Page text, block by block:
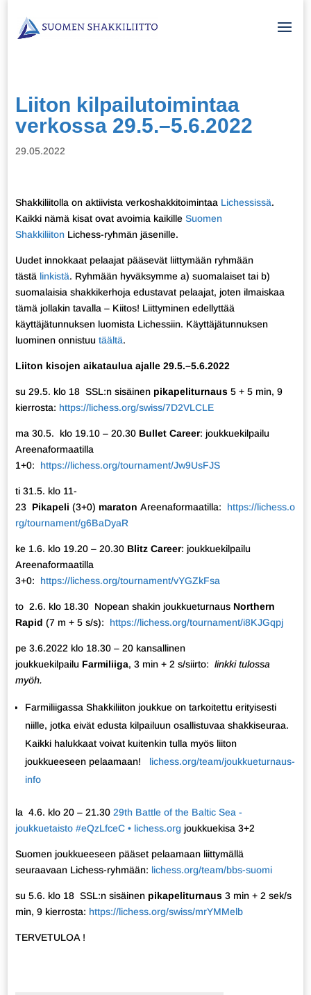
Liiton kilpailutoimintaa
verkossa 29.5.–5.6.2022
29.05.2022
Shakkiliitolla on aktiivista verkoshakkitoimintaa Lichessissä.
Kaikki nämä kisat ovat avoimia kaikille Suomen
ShakkiliitonLichess-ryhmän jäsenille.
Uudet innokkaat pelaajat pääsevät liittymään ryhmään
tästä linkistä. Ryhmään hyväksymme a) suomalaiset tai b)
suomalaisia shakkikerhoja edustavat pelaajat, joten ilmaiskaa
tämä jollakin tavalla – Kiitos! Liittyminen edellyttää
käyttäjätunnuksen luomista Lichessiin. Käyttäjätunnuksen
luominen onnistuu täältä.
Liiton kisojen aikataulua ajalle 29.5.–5.6.2022
su 29.5. klo 18 SSL:n sisäinen pikapeliturnaus5 + 5 min, 9
kierrosta: https://lichess.org/swiss/7D2VLCLE
ma 30.5. klo 19.10 – 20.30 Bullet Career: joukkuekilpailu
Areenaformaatilla
1+0: https://lichess.org/tournament/Jw9UsFJS
ti 31.5. klo 11-
23 Pikapeli (3+0) maraton Areenaformaatilla: https://lichess.o
rg/tournament/g6BaDyaR
ke 1.6. klo 19.20 – 20.30 Blitz Career: joukkuekilpailu
Areenaformaatilla
3+0: https://lichess.org/tournament/vYGZkFsa
to 2.6. klo 18.30 Nopean shakin joukkueturnaus Northern
Rapid (7 m + 5 s/s): https://lichess.org/tournament/i8KJGqpj
pe 3.6.2022 klo 18.30 – 20 kansallinen
joukkuekilpailu Farmiliiga, 3 min + 2 s/siirto: linkki tulossa
myöh.
Farmiliigassa Shakkiliiton joukkue on tarkoitettu erityisesti
niille, jotka eivät edusta kilpailuun osallistuvaa shakkiseuraa.
Kaikki halukkaat voivat kuitenkin tulla myös liiton
joukkueeseen pelaamaan! lichess.org/team/joukkueturnaus-
info
la 4.6. klo 20 – 21.30 29th Battle of the Baltic Sea -
joukkuetaisto #eQzLfceC • lichess.org joukkuekisa 3+2
Suomen joukkueeseen pääset pelaamaan liittymällä
seuraavaan Lichess-ryhmään: lichess.org/team/bbs-suomi
su 5.6. klo 18 SSL:n sisäinen pikapeliturnaus3 min + 2 sek/s
min, 9 kierrosta: https://lichess.org/swiss/mrYMMelb
TERVETULOA !